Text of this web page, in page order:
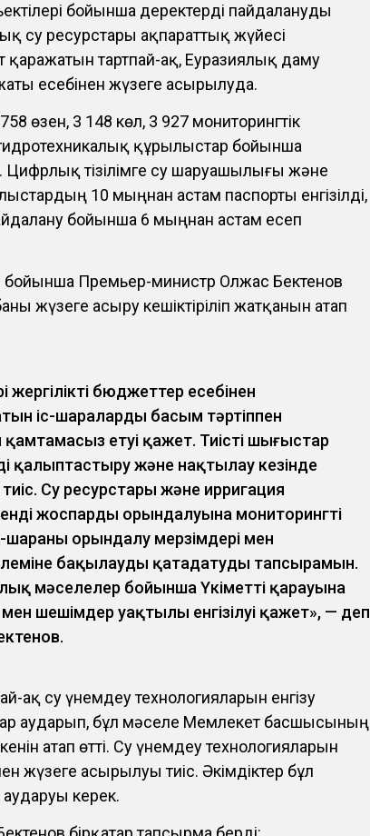
бойынша деректерді пайдалануды
су ресурстары ақпараттық жүйесі
тартпай-ақ, Еуразиялық даму
есебінен жүзеге асырылуда.
өзен, 3 148 көл, 3 927 мониторингтік
құрылыстар бойынша
Цифрлық тізілімге су шаруашылығы және
10 мыңнан астам паспорты енгізілді,
бойынша 6 мыңнан астам есеп
Премьер-министр Олжас Бектенов
жүзеге асыру кешіктіріліп жатқанын атап
жергілікті бюджеттер есебінен
іс-шараларды басым тәртіппен
етуі қажет. Тиісті шығыстар
қалыптастыру және нақтылау кезінде
Су ресурстары және ирригация
жоспардың орындалуына мониторингті
шараның орындалу мерзімдері мен
бақылауды қатаңдатуды тапсырамын.
мәселелер бойынша Үкіметтің қарауына
шешімдер уақтылы енгізілуі қажет», — деп
ақ су үнемдеу технологияларын енгізу
аударып, бұл мәселе Мемлекет басшысының
атап өтті. Су үнемдеу технологияларын
жүзеге асырылуы тиіс. Әкімдіктер бұл
керек.